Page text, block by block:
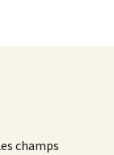
champs